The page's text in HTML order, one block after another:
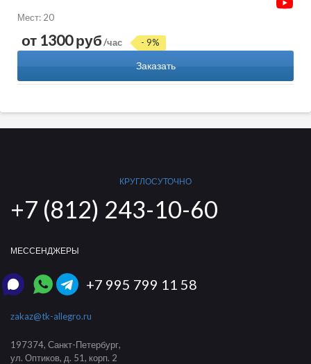
Мест: 20
от 1300 руб/час - 9%
Заказать
КРУГЛОСУТОЧНО
+7 (812) 243-10-60
МЕССЕНДЖЕРЫ
+7 995 799 11 58
zakaz@tk-allegro.ru
197374, Санкт-Петербург,
ул. Оптиков, д. 51, корп. 2